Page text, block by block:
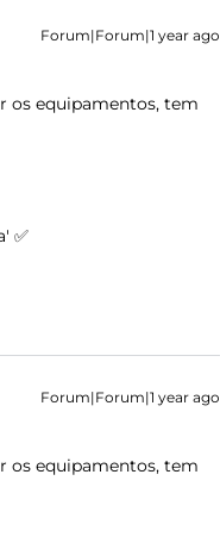
Forum|Forum|1 year ago
os equipamentos, tem
✅
Forum|Forum|1 year ago
os equipamentos, tem